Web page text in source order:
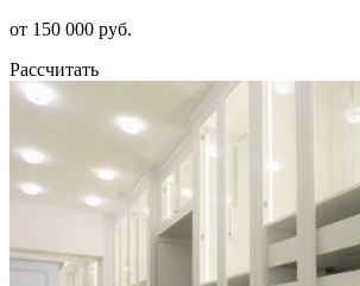
от 150 000 руб.
Рассчитать